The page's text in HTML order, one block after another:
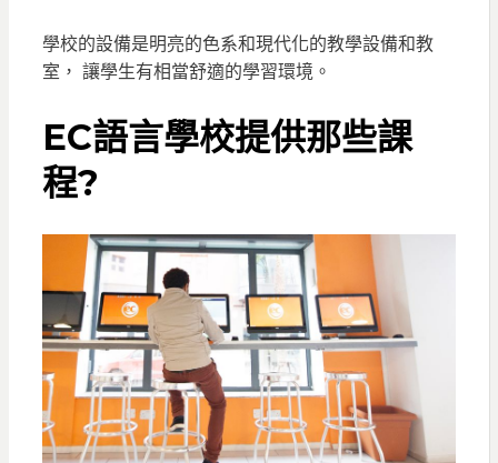
學校的設備是明亮的色系和現代化的教學設備和教
室， 讓學生有相當舒適的學習環境。
EC語言學校提供那些課
程?